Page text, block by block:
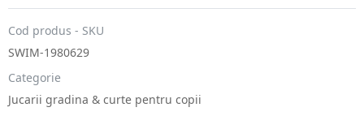
Cod produs - SKU
SWIM-1980629
Categorie
Jucarii gradina & curte pentru copii